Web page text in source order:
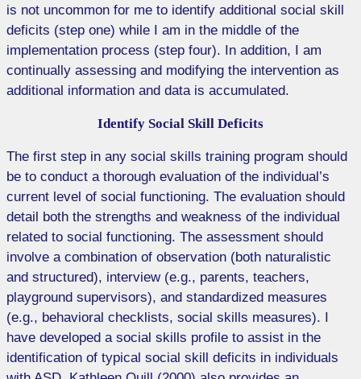
is not uncommon for me to identify additional social skill
deficits (step one) while I am in the middle of the
implementation process (step four). In addition, I am
continually assessing and modifying the intervention as
additional information and data is accumulated.
Identify Social Skill Deficits
The first step in any social skills training program should
be to conduct a thorough evaluation of the individual’s
current level of social functioning. The evaluation should
detail both the strengths and weakness of the individual
related to social functioning. The assessment should
involve a combination of observation (both naturalistic
and structured), interview (e.g., parents, teachers,
playground supervisors), and standardized measures
(e.g., behavioral checklists, social skills measures). I
have developed a social skills profile to assist in the
identification of typical social skill deficits in individuals